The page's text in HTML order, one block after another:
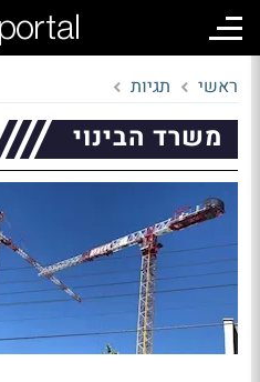
ראשי תגיות
משרד הבינוי